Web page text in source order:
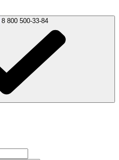
8 800 500-33-84